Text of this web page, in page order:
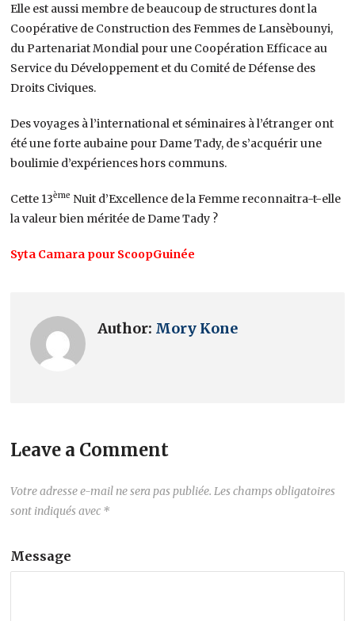
Elle est aussi membre de beaucoup de structures dont la
Coopérative de Construction des Femmes de Lansèbounyi,
du Partenariat Mondial pour une Coopération Efficace au
Service du Développement et du Comité de Défense des
Droits Civiques.
Des voyages à l’international et séminaires à l’étranger ont
été une forte aubaine pour Dame Tady, de s’acquérir une
boulimie d’expériences hors communs.
Cette 13ème Nuit d’Excellence de la Femme reconnaitra-t-elle
la valeur bien méritée de Dame Tady ?
Syta Camara pour ScoopGuinée
Author: Mory Kone
Leave a Comment
Votre adresse e-mail ne sera pas publiée. Les champs obligatoires
sont indiqués avec *
Message